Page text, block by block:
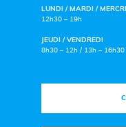
LUNDI / MARDI /
12h30 – 19h
JEUDI / VENDREDI
8h30 – 12h / 13h – 16h30